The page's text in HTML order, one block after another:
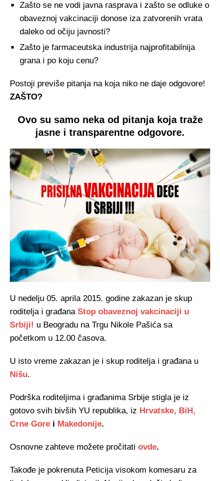
Zašto se ne vodi javna rasprava i zašto se odluke o
obaveznoj vakcinaciji donose iza zatvorenih vrata
daleko od očiju javnosti?
Zašto je farmaceutska industrija najprofitabilnija
grana i po koju cenu?
Postoji previše pitanja na koja niko ne daje odgovore!
ZAŠTO?
Ovo su samo neka od pitanja koja traže
jasne i transparentne odgovore.
U nedelju 05. aprila 2015. godine zakazan je skup
roditelja i građana Stop obaveznoj vakcinaciji u
Srbiji! u Beogradu na Trgu Nikole Pašića sa
početkom u 12.00 časova.
U isto vreme zakazan je i skup roditelja i građana u
Nišu.
Podrška roditeljima i građanima Srbije stigla je iz
gotovo svih bivših YU republika, iz Hrvatske, BiH,
Crne Gore i Makedonije.
Osnovne zahteve možete pročitati ovde.
Takođe je pokrenuta Peticija visokom komesaru za